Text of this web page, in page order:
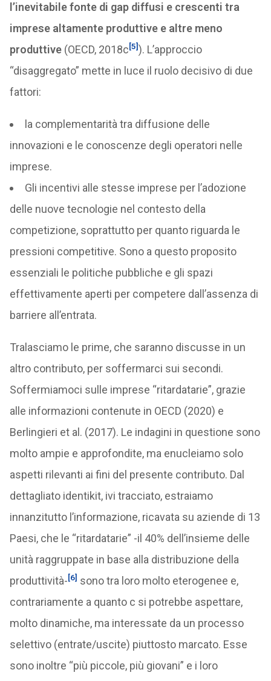
l’inevitabile fonte di gap diffusi e crescenti tra
imprese altamente produttive e altre meno
produttive(OECD, 2018c[5]). L’approccio
“disaggregato” mette in luce il ruolo decisivo di due
fattori:
la complementarità tra diffusione delle
innovazioni e le conoscenze degli operatori nelle
imprese.
Gli incentivi alle stesse imprese per l’adozione
delle nuove tecnologie nel contesto della
competizione, soprattutto per quanto riguarda le
pressioni competitive. Sono a questo proposito
essenziali le politiche pubbliche e gli spazi
effettivamente aperti per competere dall’assenza di
barriere all’entrata.
Tralasciamo le prime, che saranno discusse in un
altro contributo, per soffermarci sui secondi.
Soffermiamoci sulle imprese “ritardatarie”, grazie
alle informazioni contenute in OECD (2020) e
Berlingieri et al. (2017). Le indagini in questione sono
molto ampie e approfondite, ma enucleiamo solo
aspetti rilevanti ai fini del presente contributo. Dal
dettagliato identikit, ivi tracciato, estraiamo
innanzitutto l’informazione, ricavata su aziende di 13
Paesi, che le “ritardatarie” -il 40% dell’insieme delle
unità raggruppate in base alla distribuzione della
produttività-[6] sono tra loro molto eterogenee e,
contrariamente a quanto c si potrebbe aspettare,
molto dinamiche, ma interessate da un processo
selettivo (entrate/uscite) piuttosto marcato. Esse
sono inoltre “più piccole, più giovani” e i loro